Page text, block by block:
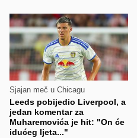
Sjajan meč u Chicagu
Leeds pobijedio Liverpool, a
jedan komentar za
Muharemovića je hit: "On će
idućeg ljeta..."